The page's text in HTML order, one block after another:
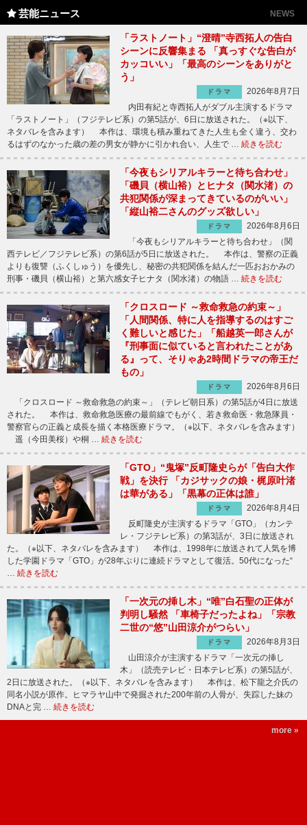
芸能ニュース NEWS
「ラストノート」“澄晴”寺西拓人の告白
シーンに反響集まる 「真っすぐな告白が
カッコいい」「最高のシーンをありがと
う」
ドラマ
2026年8月7日
内田有紀と寺西拓人がダブル主演するドラマ
「ラストノート」（フジテレビ系）の第5話が、6日に放送された。（※以下、
ネタバレを含みます） 本作は、環境も積み重ねてきた人生も全く違う、交わ
るはずのなかった歳の差の男女が静かに引かれ合い、人生で … 続きを読む
「今夜もシリアルキラーと待ち合わせ」
「磯貝（横山裕）とヒナタ（関水渚）の
共犯関係が深まってきているのがいい」
「縦山裕二さんのグッズ欲しい」
ドラマ
2026年8月6日
「今夜もシリアルキラーと待ち合わせ」（関
西テレビ／フジテレビ系）の第6話が5日に放送された。 本作は、警察の正義
よりも復讐（ふくしゅう）を優先し、秘密の共犯関係を結んだ一匹おおかみの
刑事・磯貝（横山裕）と第六感女子ヒナタ（関水渚）の物語 … 続きを読む
「クロスロード ～救命救急の約束～」
「人間関係、特に人を指導するのはすご
く難しいと感じた」「船越英一郎さんが
『刑事面に似ていると言われたことがあ
る』って、そりゃあ2時間ドラマの帝王だ
もの」
ドラマ
2026年8月6日
「クロスロード ～救命救急の約束～」（テレビ朝日系）の第5話が4日に放送
された。 本作は、救命救急医療の最前線でもがく、若き救命医・救急隊員・
警察官らの正義と成長を描く本格医療ドラマ。（※以下、ネタバレを含みます）
遥（今田美桜）や桐 … 続きを読む
「GTO」“鬼塚”反町隆史らが「告白大作
戦」を決行 「カジサックの娘・梶原叶渚
は華がある」「黒幕の正体は誰」
ドラマ
2026年8月4日
反町隆史が主演するドラマ「GTO」（カンテ
レ・フジテレビ系）の第3話が、3日に放送され
た。（※以下、ネタバレを含みます） 本作は、1998年に放送されて人気を博
した学園ドラマ「GTO」が28年ぶりに連続ドラマとして復活。50代になった“
… 続きを読む
「一次元の挿し木」“唯”白石聖の正体が
判明し騒然 「車椅子だったよね」「宗教
二世の“悠”山田涼介がつらい」
ドラマ
2026年8月3日
山田涼介が主演するドラマ「一次元の挿し
木」（読売テレビ・日本テレビ系）の第5話が、
2日に放送された。（※以下、ネタバレを含みます） 本作は、松下龍之介氏の
同名小説が原作。ヒマラヤ山中で発掘された200年前の人骨が、失踪した妹の
DNAと完 … 続きを読む
more »